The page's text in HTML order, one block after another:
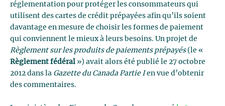
réglementation pour protéger les consommateurs qui
utilisent des cartes de crédit prépayées afin qu’ils soient
davantage en mesure de choisir les formes de paiement
qui conviennent le mieux à leurs besoins. Un projet de
Règlement sur les produits de paiements prépayés(le «
Règlement fédéral ») avait alors été publié le 27 octobre
2012 dans la Gazette du Canada Partie I en vue d’obtenir
des commentaires.